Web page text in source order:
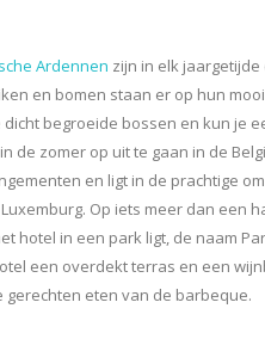
Ardennen zijn in elk
en bomen staan er op hun
begroeide bossen en kun je
de zomer op uit te gaan in de
en ligt in de prachtige
Op iets meer dan een
hotel in een park ligt, de naam
een overdekt terras en een
eten van de barbeque.